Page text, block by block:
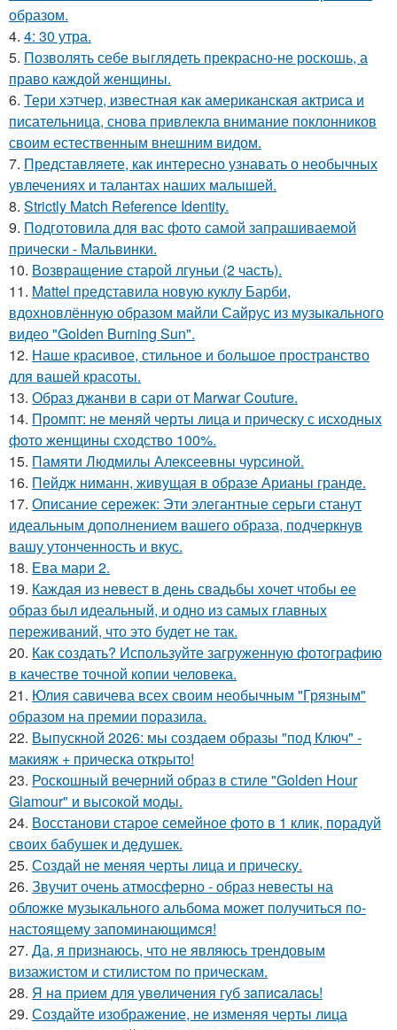
образом.
4. 4: 30 утра.
5. Позволять себе выглядеть прекрасно-не роскошь, а
право каждой женщины.
6. Тери хэтчер, известная как американская актриса и
писательница, снова привлекла внимание поклонников
своим естественным внешним видом.
7. Представляете, как интересно узнавать о необычных
увлечениях и талантах наших малышей.
8. Strictly Match Reference Identity.
9. Подготовила для вас фото самой запрашиваемой
прически - Мальвинки.
10. Возвращение старой лгуньи (2 часть).
11. Mattel представила новую куклу Барби,
вдохновлённую образом майли Сайрус из музыкального
видео "Golden Burning Sun".
12. Наше красивое, стильное и большое пространство
для вашей красоты.
13. Образ джанви в сари от Marwar Couture.
14. Промпт: не меняй черты лица и прическу с исходных
фото женщины сходство 100%.
15. Памяти Людмилы Алексеевны чурсиной.
16. Пейдж ниманн, живущая в образе Арианы гранде.
17. Описание сережек: Эти элегантные серьги станут
идеальным дополнением вашего образа, подчеркнув
вашу утонченность и вкус.
18. Ева мари 2.
19. Каждая из невест в день свадьбы хочет чтобы ее
образ был идеальный, и одно из самых главных
переживаний, что это будет не так.
20. Как создать? Используйте загруженную фотографию
в качестве точной копии человека.
21. Юлия савичева всех своим необычным "Грязным"
образом на премии поразила.
22. Выпускной 2026: мы создаем образы "под Ключ" -
макияж + прическа открыто!
23. Роскошный вечерний образ в стиле "Golden Hour
Glamour" и высокой моды.
24. Восстанови старое семейное фото в 1 клик, порадуй
своих бабушек и дедушек.
25. Создай не меняя черты лица и прическу.
26. Звучит очень атмосферно - образ невесты на
обложке музыкального альбома может получиться по-
настоящему запоминающимся!
27. Да, я признаюсь, что не являюсь трендовым
визажистом и стилистом по прическам.
28. Я нa пpиeм для увeличeния губ зaпиcaлacь!
29. Создайте изображение, не изменяя черты лица